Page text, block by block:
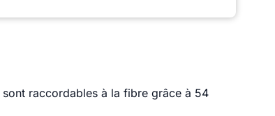
raccordables à la fibre grâce à 54